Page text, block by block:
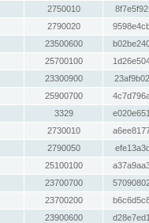
2750010
2790020
23500600
25700100
23300900
25900700
3329
2730010
2790050
25100100
23700700
23700200
23900600